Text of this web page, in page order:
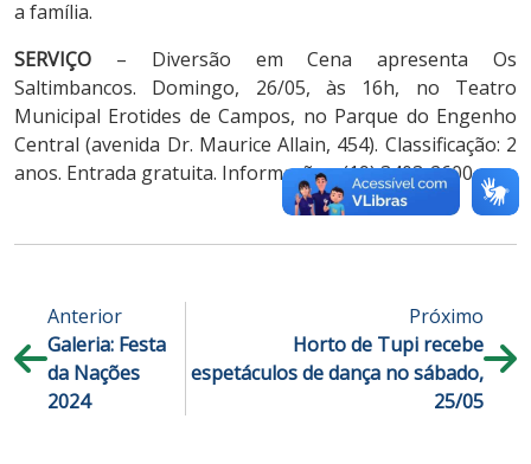
a família.
SERVIÇO – Diversão em Cena apresenta Os
Saltimbancos. Domingo, 26/05, às 16h, no Teatro
Municipal Erotides de Campos, no Parque do Engenho
Central (avenida Dr. Maurice Allain, 454). Classificação: 2
anos. Entrada gratuita. Informações: (19) 3403-2600.
Anterior
Galeria: Festa
da Nações
2024
Próximo
Horto de Tupi recebe
espetáculos de dança no sábado,
25/05